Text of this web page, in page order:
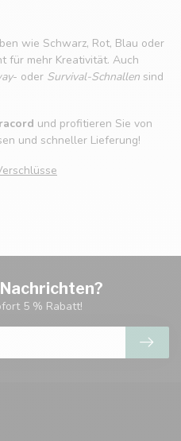
wie Schwarz, Rot, Blau oder
für mehr Kreativität. Auch
- oder Survival-Schnallen sind
und profitieren Sie von
und schneller Lieferung!
5 % Rabatt!